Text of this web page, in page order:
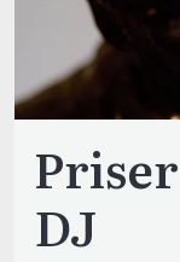
DJ